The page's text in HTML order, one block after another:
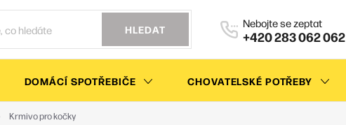
HLEDAT +420 283 062 062
DOMÁCÍ SPOTŘEBIČE CHOVATELSKÉ POTŘEBY
Krmivo pro kočky